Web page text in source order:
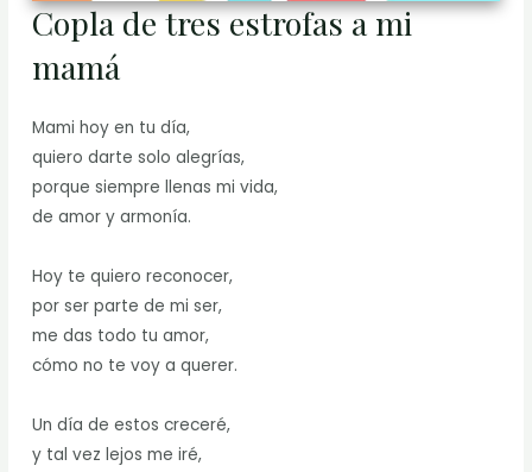
Copla de tres estrofas a mi
mamá
Mami hoy en tu día,
quiero darte solo alegrías,
porque siempre llenas mi vida,
de amor y armonía.
Hoy te quiero reconocer,
por ser parte de mi ser,
me das todo tu amor,
cómo no te voy a querer.
Un día de estos creceré,
y tal vez lejos me iré,